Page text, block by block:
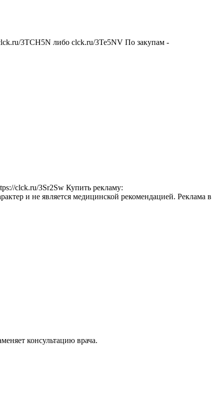
3TCH5N либо clck.ru/3Te5NV По закупам -
clck.ru/3Sr2Sw Купить рекламу:
и не является медицинской рекомендацией. Реклама в
консультацию врача.